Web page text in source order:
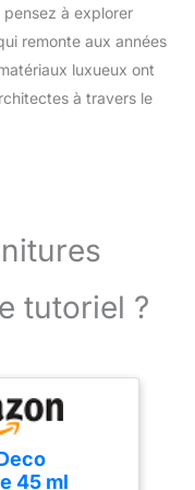
pensez à explorer
remonte aux années
luxueux ont
à travers le
tutoriel ?
45 ml